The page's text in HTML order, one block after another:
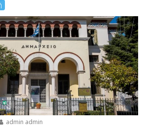
admin admin